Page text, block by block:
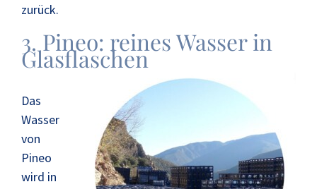
zurück.
3. Pineo: reines Wasser in
Glasflaschen
Das
Wasser
von
Pineo
wird in